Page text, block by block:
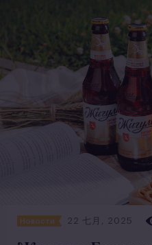
Новости 22 七月, 2025